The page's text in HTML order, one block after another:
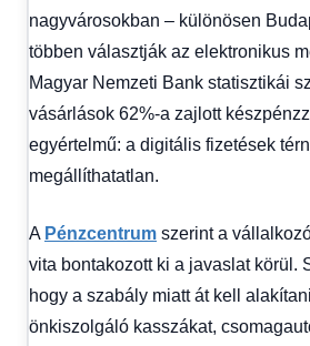
nagyvárosokban – különösen
többen választják az elektronikus
Magyar Nemzeti Bank statisztikái
vásárlások 62%-a zajlott
egyértelmű: a digitális fizetések
megállíthatatlan.
A Pénzcentrum szerint a
vita bontakozott ki a javaslat körül.
hogy a szabály miatt át kell
önkiszolgáló kasszákat,